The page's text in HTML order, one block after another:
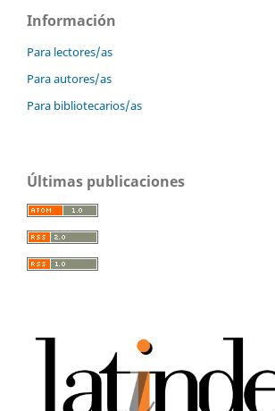
Información
Para lectores/as
Para autores/as
Para bibliotecarios/as
Últimas publicaciones